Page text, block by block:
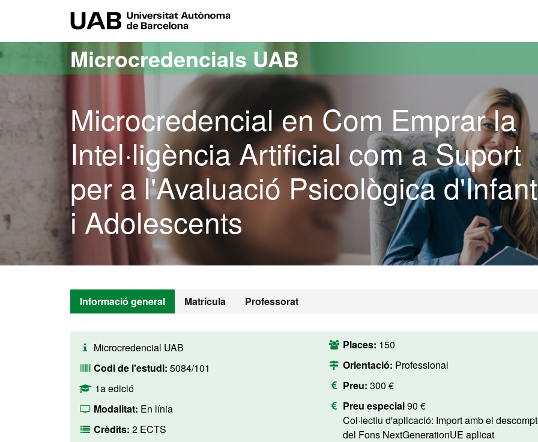
Microcredencials UAB
Microcredencial en Com Emprar la
Intel·ligència Artificial com a Suport
per a l'Avaluació Psicològica
i Adolescents
Informació general Matrícula Professorat
Microcredencial UAB
Codi de l'estudi: 5084/101
1a edició
Modalitat: En línia
Crèdits: 2 ECTS
Places: 150
Orientació: Professional
Preu: 300 €
Preu especial90 €
Col·lectiu d'aplicació: Import amb el descompte
del Fons NextGenerationUE aplicat